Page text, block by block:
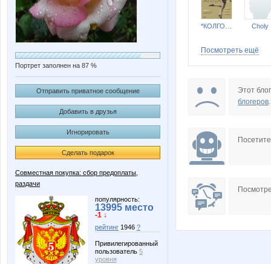
Портрет заполнен на 87 %
Отправить приватное сообщение
Добавить в друзья
Игнорировать
Сделать подарок
Совместная покупка: сбор предоплаты,
раздачи
популярность:
13995 место
-1 ↓
рейтинг 1946 ?
Привилегированный
пользователь 5
уровня
Choly
alexsol75
manyafe natbor
Посмотреть ещё
Этот
блогеров.